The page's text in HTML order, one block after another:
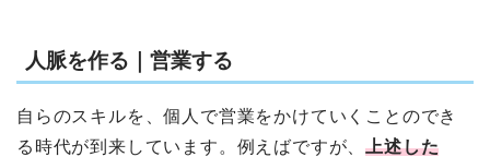
人脈を作る｜営業する
自らのスキルを、個人で営業をかけていくことのでき
る時代が到来しています。例えばですが、上述した